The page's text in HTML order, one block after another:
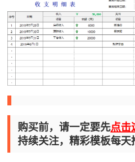
购买前，请一定要先点击
持续关注，精彩模板每天